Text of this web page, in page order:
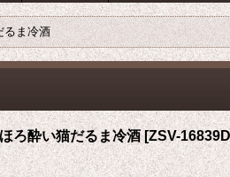
ま冷酒
酔い猫だるま冷酒 [ZSV-16839D